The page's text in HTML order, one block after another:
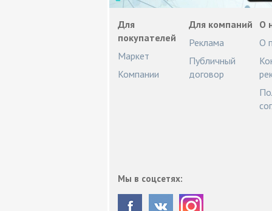
Для
покупателей
Маркет
Компании
Для компаний
Реклама
Публичный
договор
О
О
Мы в соцсетях: